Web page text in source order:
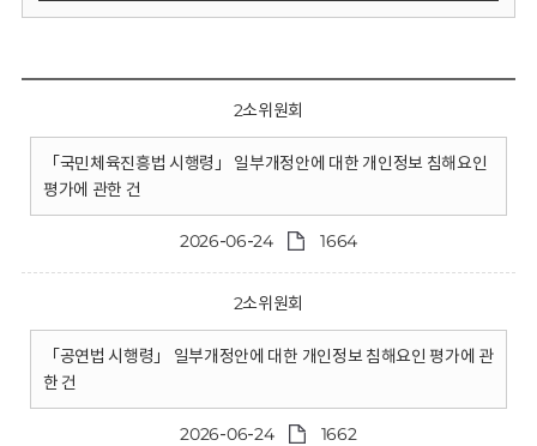
2소위원회
「국민체육진흥법 시행령」 일부개정안에 대한 개인정보 침해요인
평가에 관한 건
2026-06-24 1664
2소위원회
「공연법 시행령」 일부개정안에 대한 개인정보 침해요인 평가에 관
한 건
2026-06-24 1662